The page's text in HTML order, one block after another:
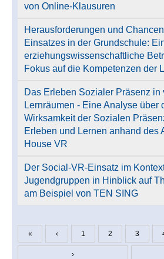
von Online-Klausuren
Herausforderungen und
Einsatzes in der Grundschule:
erziehungswissenschaftliche
Fokus auf die Kompetenzen der
Das Erleben Sozialer Präsenz in
Lernräumen - Eine Analyse über
Wirksamkeit der Sozialen
Erleben und Lernen anhand des
House VR
Der Social-VR-Einsatz im
Jugendgruppen in Hinblick auf
am Beispiel von TEN SING
Seiten
« ‹ 1 2 3
›